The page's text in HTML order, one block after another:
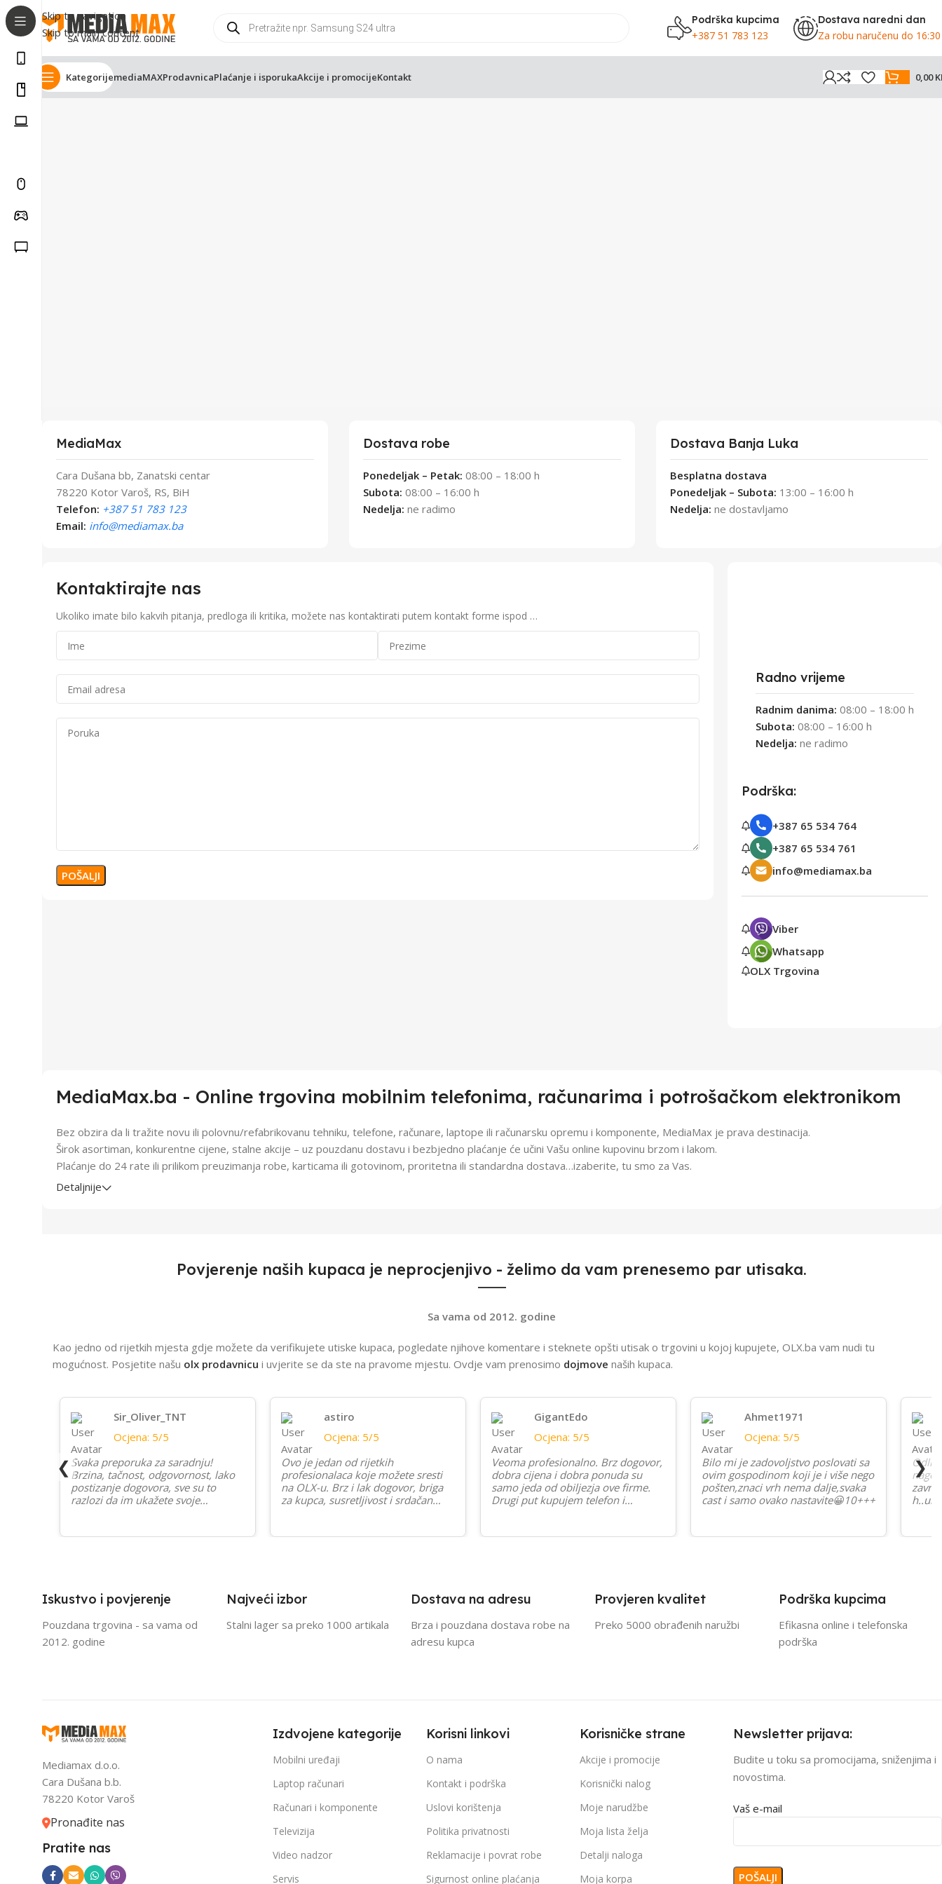
Skip to navigation
Skip to main content
Podrška kupcima
+387 51 783 123
Dostava naredni dan
Za robu naručenu do
KategorijemediaMAXProdavnicaPlaćanje i isporukaAkcije i promocijeKontakt 0,00
MediaMax
Cara Dušana bb, Zanatski centar
78220 Kotor Varoš, RS, BiH
Telefon: +387 51 783 123
Email: info@mediamax.ba
Dostava robe
Ponedeljak – Petak: 08:00 – 18:00 h
Subota: 08:00 – 16:00 h
Nedelja: ne radimo
Dostava Banja Luka
Besplatna dostava
Ponedeljak – Subota: 13:00 – 16:00 h
Nedelja: ne dostavljamo
Kontaktirajte nas
Ukoliko imate bilo kakvih pitanja, predloga ili kritika, možete nas kontaktirati putem kontakt forme ispod …
Radno vrijeme
Radnim danima: 08:00 – 18:00 h
Subota: 08:00 – 16:00 h
Nedelja: ne radimo
Podrška:
+387 65 534 764
+387 65 534 761
info@mediamax.ba
Viber
Whatsapp
OLX Trgovina
MediaMax.ba - Online trgovina mobilnim telefonima, računarima i potrošačkom elektronikom
Bez obzira da li tražite novu ili polovnu/refabrikovanu tehniku, telefone, računare, laptope ili računarsku opremu i komponente, MediaMax je prava destinacija.
Širok asortiman, konkurentne cijene, stalne akcije – uz pouzdanu dostavu i bezbjedno plaćanje će učini Vašu online kupovinu brzom i lakom.
Plaćanje do 24 rate ili prilikom preuzimanja robe, karticama ili gotovinom, proritetna ili standardna dostava…izaberite, tu smo za Vas.
Detaljnije
Povjerenje naših kupaca je neprocjenjivo - želimo da vam prenesemo par utisaka.
Sa vama od 2012. godine
Kao jedno od rijetkih mjesta gdje možete da verifikujete utiske kupaca, pogledate njihove komentare i steknete opšti utisak o trgovini u kojoj kupujete, OLX.ba vam nudi tu
mogućnost. Posjetite našu olx prodavnicu i uvjerite se da ste na pravome mjestu. Ovdje vam prenosimo dojmove naših kupaca.
Sir_Oliver_TNT
Ocjena: 5/5
Svaka preporuka za saradnju!
Brzina, tačnost, odgovornost, lako
postizanje dogovora, sve su to
razlozi da im ukažete svoje
trenutno predstavlja najbolji odnos
astiro
Ocjena: 5/5
Ovo je jedan od rijetkih
profesionalaca koje možete sresti
na OLX-u. Brz i lak dogovor, briga
za kupca, susretljivost i srdačan
Ekstremno ga preporučujem bilo
GigantEdo
Ocjena: 5/5
Veoma profesionalno. Brz dogovor,
dobra cijena i dobra ponuda su
samo jeda od obiljezja ove firme.
Drugi put kupujem telefon i
postenim ljudima!
Ahmet1971
Ocjena: 5/5
Bilo mi je zadovoljstvo poslovati sa
ovim gospodinom koji je i više nego
pošten,znaci vrh nema dalje,svaka
cast i samo ovako nastavite😀10+++
❮ ❯
Iskustvo i povjerenje
Pouzdana trgovina - sa vama od
2012. godine
Najveći izbor
Stalni lager sa preko 1000 artikala
Dostava na adresu
Brza i pouzdana dostava robe na
adresu kupca
Provjeren kvalitet
Preko 5000 obrađenih naružbi
Podrška kupcima
Efikasna online i telefonska
podrška
Mediamax d.o.o.
Cara Dušana b.b.
78220 Kotor Varoš
Pronađite nas
Pratite nas
Izdvojene kategorije
Mobilni uređaji
Laptop računari
Računari i komponente
Televizija
Video nadzor
Servis
Korisni linkovi
O nama
Kontakt i podrška
Uslovi korištenja
Politika privatnosti
Reklamacije i povrat robe
Sigurnost online plaćanja
Korisničke strane
Akcije i promocije
Korisnički nalog
Moje narudžbe
Moja lista želja
Detalji naloga
Moja korpa
Newsletter prijava:
Budite u toku sa promocijama, sniženjima i
novostima.
Vaš e-mail